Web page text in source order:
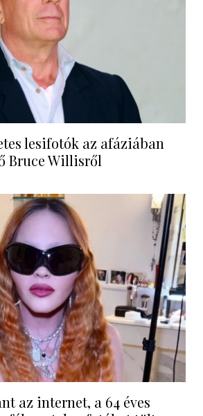
lesifotók az afáziában
Bruce Willisről
az internet, a 64 éves